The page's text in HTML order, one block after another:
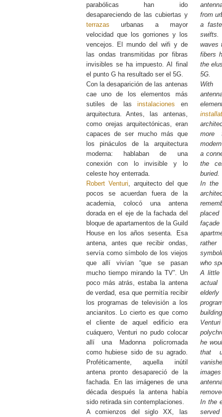
parabólicas han ido
desapareciendo de las cubiertas y
terrazas urbanas a mayor
velocidad que los gorriones y los
vencejos. El mundo del wifi y de
las ondas transmitidas por fibras
invisibles se ha impuesto. Al final
el punto G ha resultado ser el 5G.
Con la desaparición de las antenas
cae uno de los elementos más
sutiles de lasinstalaciones en
arquitectura. Antes, las antenas,
como orejas arquitectónicas, eran
capaces de ser mucho más que
los pináculos de la arquitectura
moderna: hablaban de una
conexión con lo invisible y lo
celeste hoy enterrada.
Robert Venturi , arquitecto del que
pocos se acuerdan fuera de la
academia, colocó una antena
dorada en el eje de la fachada del
bloque de apartamentos de la Guild
House en los años sesenta. Esa
antena, antes que recibir ondas,
servía como símbolo de los viejos
que allí vivían “que se pasan
mucho tiempo mirando la TV”. Un
poco más atrás, estaba la antena
de verdad, esa que permitía recibir
los programas de televisión a los
ancianitos. Lo cierto es que como
el cliente de aquel edificio era
cuáquero, Venturi no pudo colocar
allí una Madonna policromada
como hubiese sido de su agrado.
Proféticamente, aquella inútil
antena pronto desapareció de la
fachada. En las imágenes de una
década después la antena había
sido retirada sin contemplaciones.
A comienzos del siglo XX, las
from
a
waves
fibers
the
5G.
With
more
a
the
buried.
In the
who
A little
actual
he
that
In the